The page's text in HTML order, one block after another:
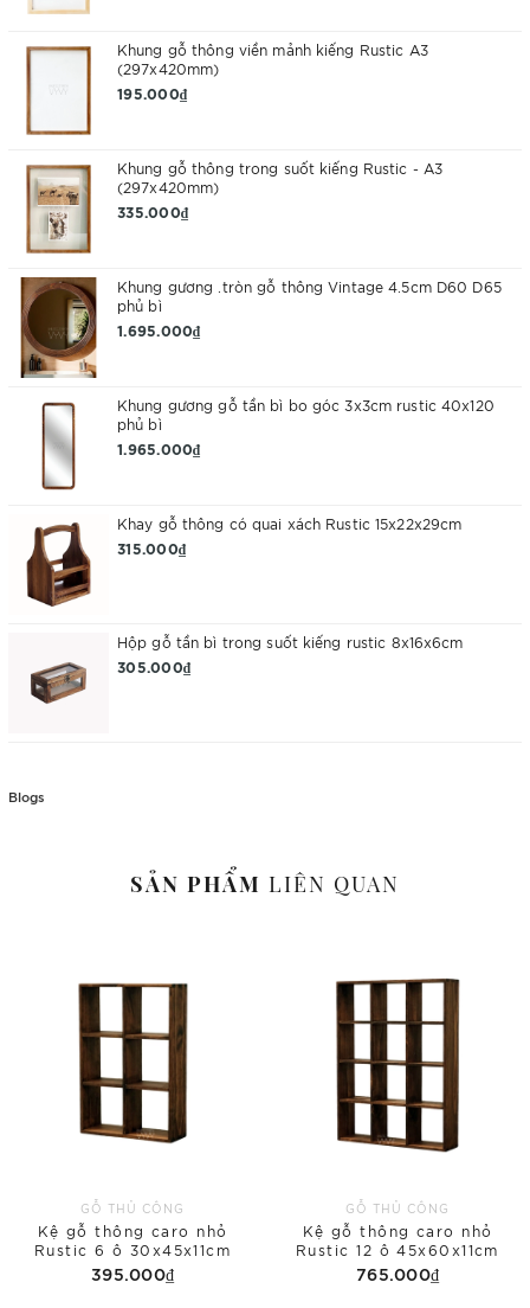
Khung gỗ thông viền mảnh kiếng Rustic A3
(297x420mm)
195.000₫
Khung gỗ thông trong suốt kiếng Rustic - A3
(297x420mm)
335.000₫
Khung gương .tròn gỗ thông Vintage 4.5cm D60 D65
phủ bì
1.695.000₫
Khung gương gỗ tần bì bo góc 3x3cm rustic 40x120
phủ bì
1.965.000₫
Khay gỗ thông có quai xách Rustic 15x22x29cm
315.000₫
Hộp gỗ tần bì trong suốt kiếng rustic 8x16x6cm
305.000₫
Blogs
SẢN PHẨM LIÊN QUAN
GỖ THỦ CÔNG
Kệ gỗ thông caro nhỏ
Rustic 6 ô 30x45x11cm
395.000₫
GỖ THỦ CÔNG
Kệ gỗ thông caro nhỏ
Rustic 12 ô 45x60x11cm
765.000₫